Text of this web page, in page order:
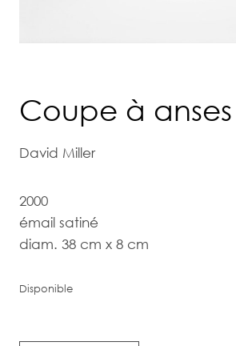
Coupe à anses
David Miller
2000
émail satiné
diam. 38 cm x 8 cm
Disponible